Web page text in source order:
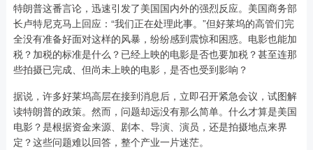
特朗普这番言论，迅速引发了美国国内外的强烈反应。美国商务部
长卢特尼克马上回应：“我们正在处理此事。”但好莱坞的高管们完
全没有准备好面对这样的风暴，纷纷感到震惊和困惑。电影也能加
税？加税的标准是什么？已经上映的电影是否也要加税？甚至连那
些拍摄已完成、但尚未上映的电影，是否也受到影响？
据说，许多好莱坞高层在接到消息后，立即召开紧急会议，试图解
读特朗普的政策。然而，问题却远没有那么简单。什么才算是美国
电影？是根据资金来源、剧本、导演、演员，还是拍摄地点来界
定？这些问题难以回答，整个产业一片迷茫。